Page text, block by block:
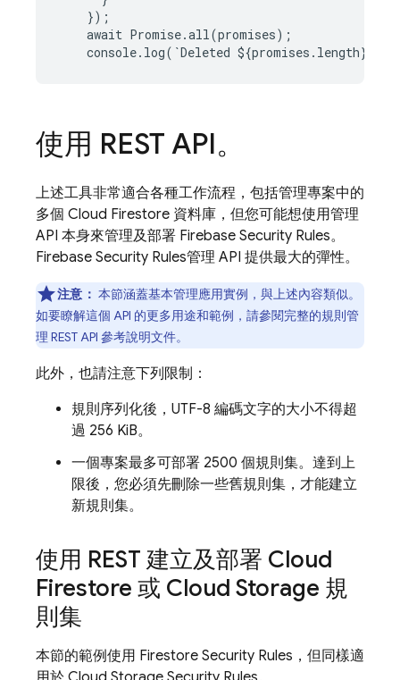
});
await Promise.all(promises);
console. log( `Deleted ${promises . length}
使用 REST API。
上述工具非常適合各種工作流程，包括管理專案中的
多個 Cloud Firestore 資料庫，但您可能想使用管理
API 本身來管理及部署 Firebase Security Rules。
Firebase Security Rules管理 API 提供最大的彈性。
注意： 本節涵蓋基本管理應用實例，與上述內容類似。
如要瞭解這個 API 的更多用途和範例，請參閱完整的規則管
理 REST API 參考說明文件。
此外，也請注意下列限制：
規則序列化後，UTF-8 編碼文字的大小不得超
過 256 KiB。
一個專案最多可部署 2500 個規則集。達到上
限後，您必須先刪除一些舊規則集，才能建立
新規則集。
使用 REST 建立及部署 Cloud
Firestore 或 Cloud Storage 規
則集
本節的範例使用 Firestore Security Rules ，但同樣適